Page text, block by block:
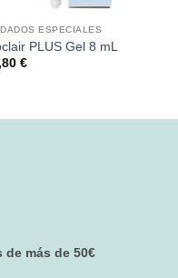
ESPECIALES
PLUS Gel 8 mL
€
más de 50€